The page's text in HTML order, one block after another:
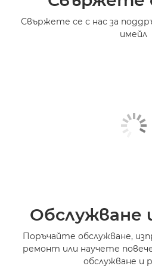
Свържете се с нас за
имейл
Обслужване
Поръчайте обслужване,
ремонт или научете
обслужване и